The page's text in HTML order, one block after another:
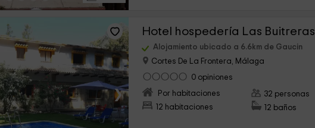
›
Hotel hospedería Las Buitreras
Alojamiento ubicado a 6.6km de Gaucin
Cortes De La Frontera, Málaga
0 opiniones
Por habitaciones
12 habitaciones
32 personas
12 baños